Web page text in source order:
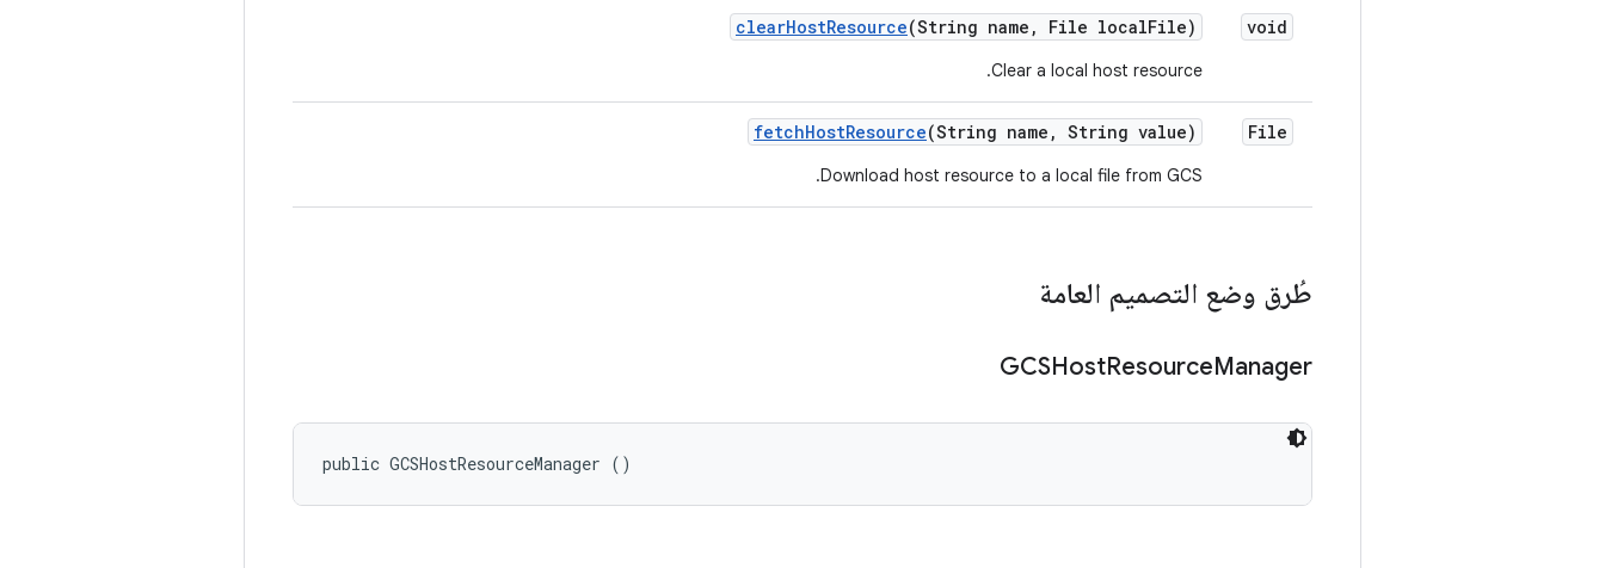
void
clearHostResource(String name , File localFile)
Clear a local host resource.
File
fetchHostResource(String name , String value)
Download host resource to a local file from GCS.
طُرق وضع التصميم العامة
GCSHostResourceManager
public GCSHostResourceManager ()